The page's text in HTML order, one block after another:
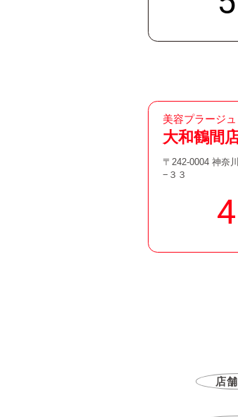
美容プラージュ
大和鶴間
〒242-0004 神奈
−３３
店